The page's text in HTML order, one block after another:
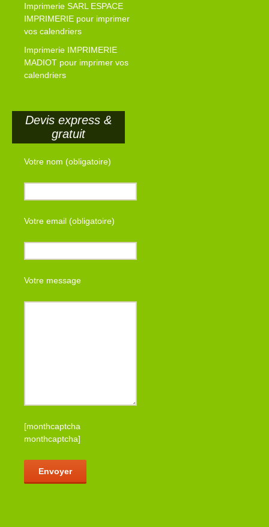
Imprimerie SARL ESPACE
IMPRIMERIE pour imprimer
vos calendriers
Imprimerie IMPRIMERIE
MADIOT pour imprimer vos
calendriers
Devis express &
gratuit
Votre nom (obligatoire)
Votre email (obligatoire)
Votre message
[monthcaptcha
monthcaptcha]